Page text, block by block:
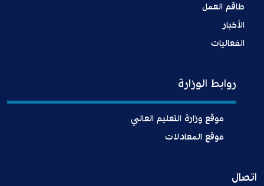
طاقم العمل
الأخبار
الفعاليات
روابط الوزارة
موقع وزارة التعليم العالي
موقع المعادلات
اتصال